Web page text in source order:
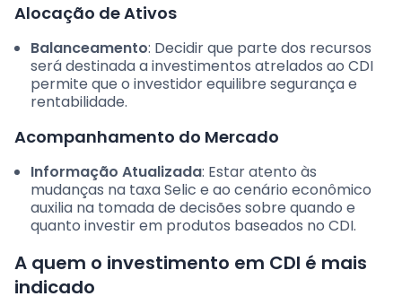
Alocação de Ativos
Balanceamento: Decidir que parte dos recursos
será destinada a investimentos atrelados ao CDI
permite que o investidor equilibre segurança e
rentabilidade.
Acompanhamento do Mercado
Informação Atualizada: Estar atento às
mudanças na taxa Selic e ao cenário econômico
auxilia na tomada de decisões sobre quando e
quanto investir em produtos baseados no CDI.
A quem o investimento em CDI é mais
indicado